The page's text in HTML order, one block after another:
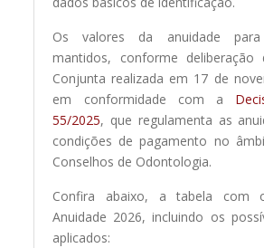
Os valores da anuidade
mantidos, conforme deliberação
Conjunta realizada em 17 de
em conformidade com a
55/2025, que regulamenta as
condições de pagamento no
Conselhos de Odontologia.
Confira abaixo, a tabela com
Anuidade 2026, incluindo os
aplicados: